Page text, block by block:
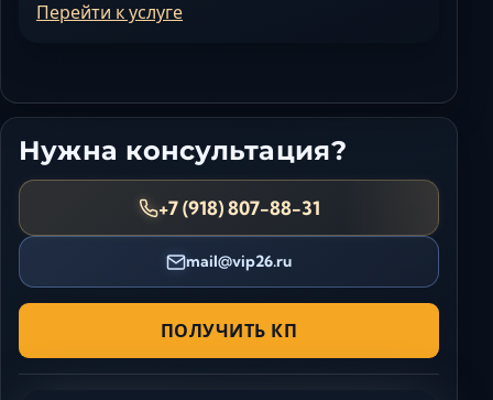
Перейти к услуге
Нужна консультация?
+7 (918) 807-88-31
mail@vip26.ru
ПОЛУЧИТЬ КП